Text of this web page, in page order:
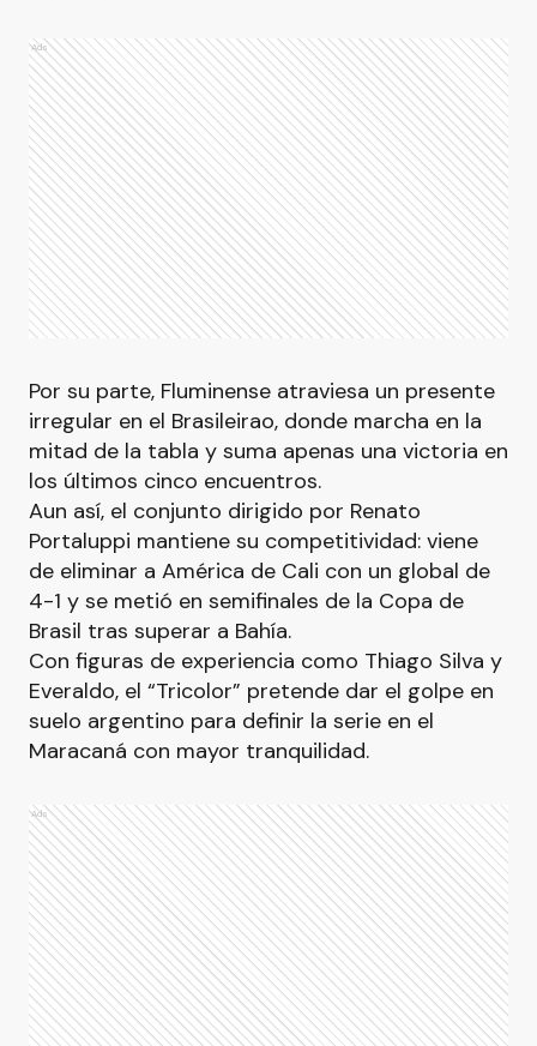
Ads
Por su parte, Fluminense atraviesa un presente
irregular en el Brasileirao, donde marcha en la
mitad de la tabla y suma apenas una victoria en
los últimos cinco encuentros.
Aun así, el conjunto dirigido por Renato
Portaluppi mantiene su competitividad: viene
de eliminar a América de Cali con un global de
4-1 y se metió en semifinales de la Copa de
Brasil tras superar a Bahía.
Con figuras de experiencia como Thiago Silva y
Everaldo, el “Tricolor” pretende dar el golpe en
suelo argentino para definir la serie en el
Maracaná con mayor tranquilidad.
Ads